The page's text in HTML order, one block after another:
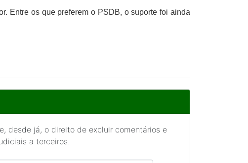
Entre os que preferem o PSDB, o suporte foi ainda
desde já, o direito de excluir comentários e
a terceiros.